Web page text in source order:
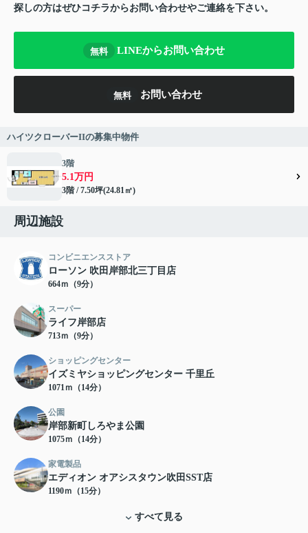
探しの方はぜひコチラからお問い合わせやご連絡を下さい。
無料 LINEからお問い合わせ
無料 お問い合わせ
ハイツクローバーIIの募集中物件
3階
5.1万円
3階 / 7.50坪(24.81㎡)
周辺施設
コンビニエンスストア
ローソン 吹田岸部北三丁目店
664ｍ（9分）
スーパー
ライフ岸部店
713ｍ（9分）
ショッピングセンター
イズミヤショッピングセンター 千里丘
1071ｍ（14分）
公園
岸部新町しろやま公園
1075ｍ（14分）
家電製品
エディオン オアシスタウン吹田SST店
1190ｍ（15分）
すべて見る